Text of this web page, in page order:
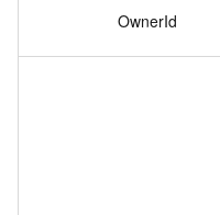
OwnerId